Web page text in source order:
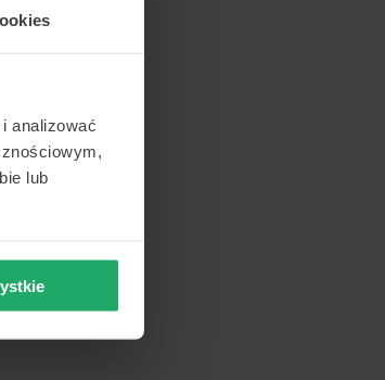
analizować
lub